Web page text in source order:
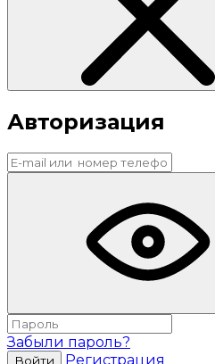
Авторизация
Забыли пароль?
Войти Регистрация